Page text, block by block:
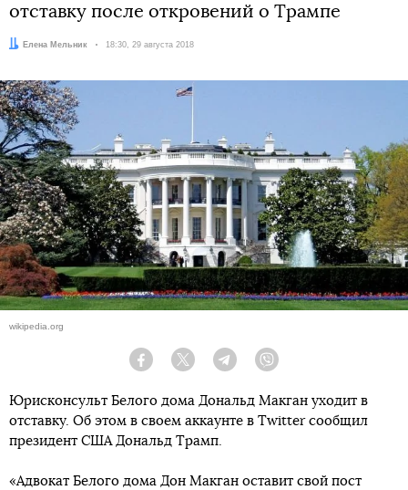
отставку после откровений о Трампе
Автор:Елена Мельник Дата:
18:30, 29 августа 2018
wikipedia.org
Facebook Twitter Telegram
Юрисконсульт Белого дома Дональд Макган уходит в
отставку. Об этом в своем аккаунте в Twitter сообщил
президент США Дональд Трамп.
«Адвокат Белого дома Дон Макган оставит свой пост